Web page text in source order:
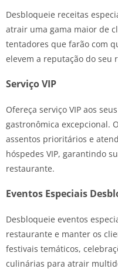
Desbloqueie receitas
atrair uma gama maior de
tentadores que farão com
elevem a reputação do
Serviço VIP
Ofereça serviço VIP aos
gastronômica excepcional.
assentos prioritários e
hóspedes VIP, garantindo
restaurante.
Eventos Especiais
Desbloqueie eventos
restaurante e manter os
festivais temáticos,
culinárias para atrair